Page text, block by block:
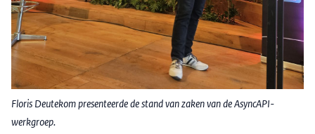
Floris Deutekom presenteerde de stand van zaken van de AsyncAPI-
werkgroep.